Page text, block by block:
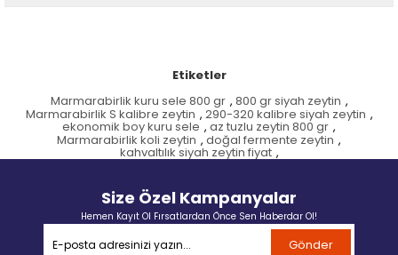
Etiketler
Marmarabirlik kuru sele 800 gr , 800 gr siyah zeytin ,
Marmarabirlik S kalibre zeytin , 290-320 kalibre siyah zeytin ,
ekonomik boy kuru sele , az tuzlu zeytin 800 gr ,
Marmarabirlik koli zeytin , doğal fermente zeytin ,
kahvaltılık siyah zeytin fiyat ,
Size Özel Kampanyalar
Hemen Kayıt Ol Fırsatlardan Önce Sen Haberdar Ol!
Gönder